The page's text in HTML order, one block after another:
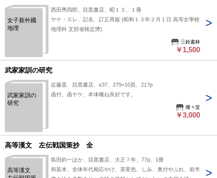
女子新外國
地理
西田輿四郎、目黒書店、昭１３、１冊
ヤケ・スレ、記名、訂正再版 (昭和１３年２月１日 高等女學校
地理科 文部省検定濟)
三鈴書林
￥1,500
武家家訓の研究
武家家訓の
研究
近藤斎、目黒書店、s37、279+10頁、21?p
函付。函ヤケ、本体概ね良好です。
燦々堂
￥3,000
高等漢文 左伝戦国策抄 全
高等漢文
島田鈞一ほか、目黒書店、大正７年、77p、1冊
和装本、全体年代相応やけ、茶変色、しみ、奥付やぶれ、前半